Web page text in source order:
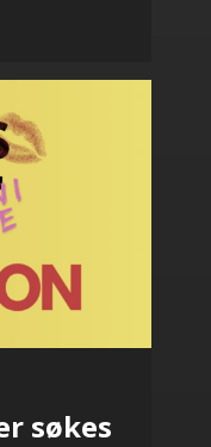
søkes